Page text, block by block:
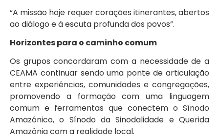
“A missão hoje requer corações itinerantes, abertos
ao diálogo e à escuta profunda dos povos”.
Horizontes para o caminho comum
Os grupos concordaram com a necessidade de a
CEAMA continuar sendo uma ponte de articulação
entre experiências, comunidades e congregações,
promovendo a formação com uma linguagem
comum e ferramentas que conectem o Sínodo
Amazônico, o Sínodo da Sinodalidade e Querida
Amazônia com a realidade local.